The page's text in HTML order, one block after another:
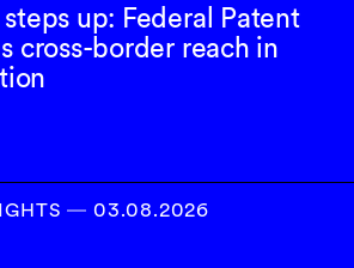
up: Federal Patent
cross-border reach in
― 03.08.2026